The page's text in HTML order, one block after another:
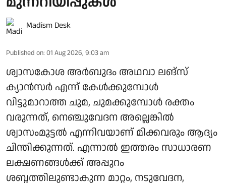
Madism Desk
Published on: 01 Aug 2026, 9:03 am
ശ്വാസകോശ അർബുദം അഥവാ ലങ്സ്
ക്യാൻസർ എന്ന് കേൾക്കുമ്പോൾ
വിട്ടുമാറാത്ത ചുമ, ചുമക്കുമ്പോൾ രക്തം
വരുന്നത്, നെഞ്ചുവേദന അല്ലെങ്കിൽ
ശ്വാസംമുട്ടൽ എന്നിവയാണ് മിക്കവരും ആദ്യം
ചിന്തിക്കുന്നത്. എന്നാൽ ഇത്തരം സാധാരണ
ലക്ഷണങ്ങൾക്ക് അപ്പുറം
ശബ്ദത്തിലുണ്ടാകുന്ന മാറ്റം, നടുവേദന,